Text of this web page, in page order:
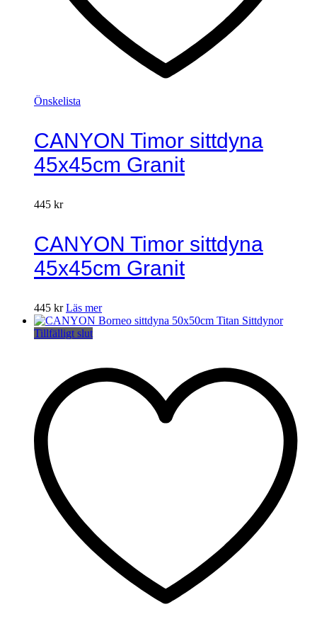
Önskelista
CANYON Timor sittdyna
45x45cm Granit
445 kr
CANYON Timor sittdyna
45x45cm Granit
445 kr Läs mer
Tillfälligt slut